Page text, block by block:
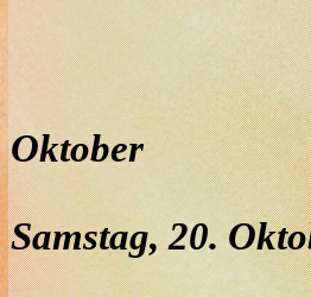
Oktober
Samstag, 20.